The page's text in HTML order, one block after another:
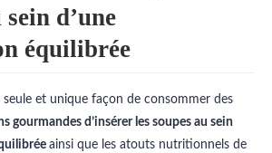
d’une
équilibrée
seule et unique façon de consommer des
gourmandes d’insérer les soupes au sein
ainsi que les atouts nutritionnels de